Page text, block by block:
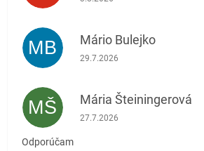
MB Mário Bulejko
Hodnotenie obchodu je 5 z 5
29.7.2026
MŠ Mária Šteiningerová
Hodnotenie obchodu je 5 z 5
27.7.2026
Odporúčam